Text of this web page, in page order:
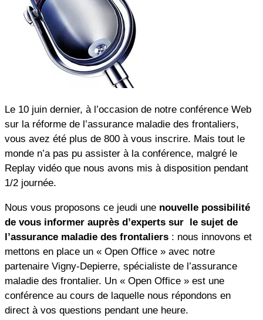
Le 10 juin dernier, à l’occasion de notre conférence Web
sur la réforme de l’assurance maladie des frontaliers,
vous avez été plus de 800 à vous inscrire. Mais tout le
monde n’a pas pu assister à la conférence, malgré le
Replay vidéo que nous avons mis à disposition pendant
1/2 journée.
Nous vous proposons ce jeudi une nouvelle possibilité
de vous informer auprès d’experts sur le sujet de
l’assurance maladie des frontaliers : nous innovons et
mettons en place un « Open Office » avec notre
partenaire Vigny-Depierre, spécialiste de l’assurance
maladie des frontalier. Un « Open Office » est une
conférence au cours de laquelle nous répondons en
direct à vos questions pendant une heure.